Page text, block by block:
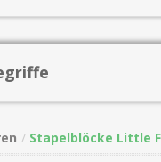
Stapelblöcke Little